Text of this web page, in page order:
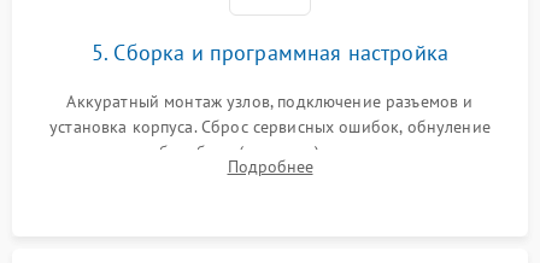
5. Сборка и программная настройка
Аккуратный монтаж узлов, подключение разъемов и
установка корпуса. Сброс сервисных ошибок, обнуление
счетчиков абсорбера (памперса) или узла переноса,
обновление прошивки и программная калибровка аппарата.
Подробнее